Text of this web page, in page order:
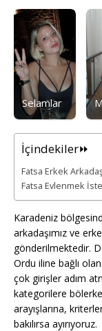
Selamlar
İçindekiler⏩
Fatsa Erkek
Fatsa Evlenmek
Karadeniz
arkadaşımız ve
gönderilmektedir.
Ordu iline bağlı
çok girişler adım
kategorilere
arayışlarına,
bakılırsa ayırıyoruz.